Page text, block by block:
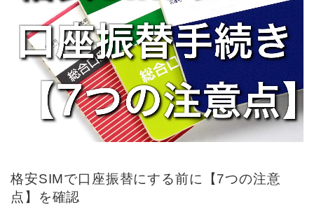
格安SIMで口座振替にする前に【7つの注意
点】を確認